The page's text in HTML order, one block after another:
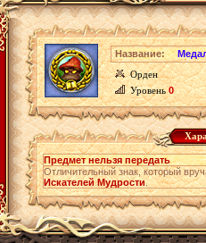
Название:
Орден
Уровень0
Предмет нельзя передать
Отличительный знак, который
Искателей Мудрости.